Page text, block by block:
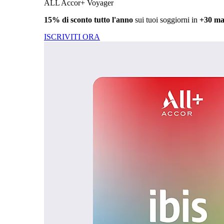
ALL Accor+ Voyager
15% di sconto tutto l'anno sui tuoi soggiorni in +30
ISCRIVITI ORA